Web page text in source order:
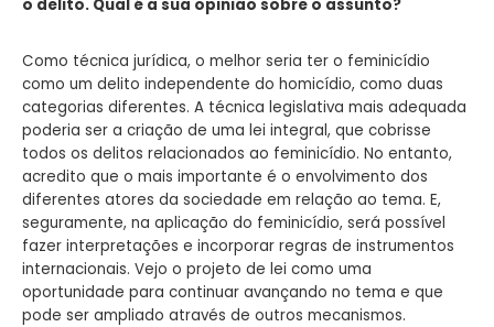
o delito. Qual é a sua opinião sobre o assunto?
Como técnica jurídica, o melhor seria ter o feminicídio
como um delito independente do homicídio, como duas
categorias diferentes. A técnica legislativa mais adequada
poderia ser a criação de uma lei integral, que cobrisse
todos os delitos relacionados ao feminicídio. No entanto,
acredito que o mais importante é o envolvimento dos
diferentes atores da sociedade em relação ao tema. E,
seguramente, na aplicação do feminicídio, será possível
fazer interpretações e incorporar regras de instrumentos
internacionais. Vejo o projeto de lei como uma
oportunidade para continuar avançando no tema e que
pode ser ampliado através de outros mecanismos.